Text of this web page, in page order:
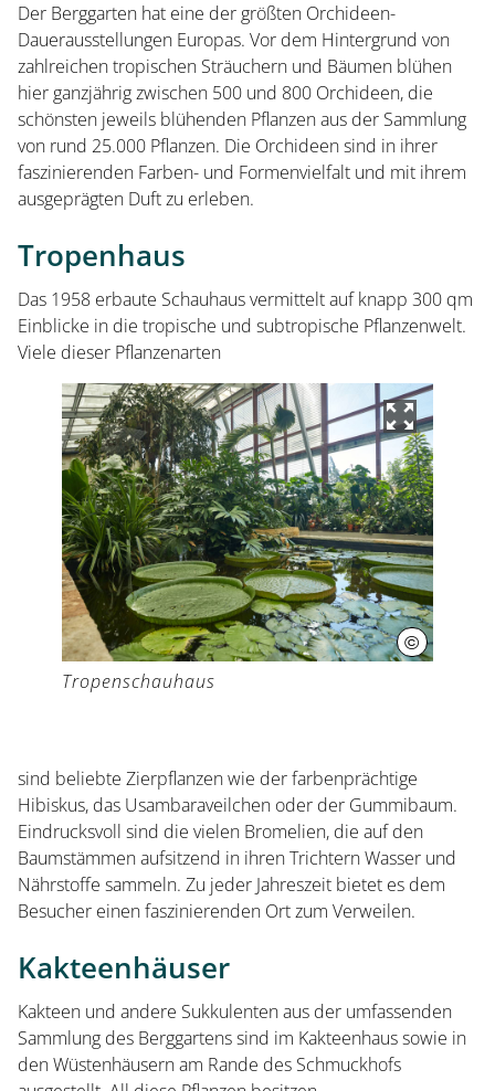
Besuch planen
Herrenhausen erleben
Kleines Fest im Großen Garten
Museum Schloss Herrenhausen
Service und Aktuelles
Veranstaltungen
Der Berggarten hat eine der größten Orchideen-
Dauerausstellungen Europas. Vor dem Hintergrund von
zahlreichen tropischen Sträuchern und Bäumen blühen
hier ganzjährig zwischen 500 und 800 Orchideen, die
schönsten jeweils blühenden Pflanzen aus der Sammlung
von rund 25.000 Pflanzen. Die Orchideen sind in ihrer
faszinierenden Farben- und Formenvielfalt und mit ihrem
ausgeprägten Duft zu erleben.
Tropenhaus
Das 1958 erbaute Schauhaus vermittelt auf knapp 300 qm
Einblicke in die tropische und subtropische Pflanzenwelt.
Viele dieser Pflanzenarten
© Christian
Tropenschauhaus
sind beliebte Zierpflanzen wie der farbenprächtige
Hibiskus, das Usambaraveilchen oder der Gummibaum.
Eindrucksvoll sind die vielen Bromelien, die auf den
Baumstämmen aufsitzend in ihren Trichtern Wasser und
Nährstoffe sammeln. Zu jeder Jahreszeit bietet es dem
Besucher einen faszinierenden Ort zum Verweilen.
Kakteenhäuser
Kakteen und andere Sukkulenten aus der umfassenden
Sammlung des Berggartens sind im Kakteenhaus sowie in
den Wüstenhäusern am Rande des Schmuckhofs